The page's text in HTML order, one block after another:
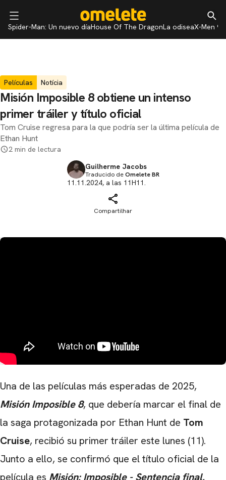
Spider-Man: Un nuevo díaHouse Of The DragonLa odiseaX-Men 97
Películas Notícia
Misión Imposible 8 obtiene un intenso
primer tráiler y título oficial
Tom Cruise regresa para la que podría ser la última película de
Ethan Hunt
2 min de lectura
Guilherme Jacobs
Traducido deOmelete BR
11.11.2024, a las 11H11.
Compartilhar
Una de las películas más esperadas de 2025,
Misión Imposible 8, que debería marcar el final de
la saga protagonizada por Ethan Hunt de Tom
Cruise, recibió su primer tráiler este lunes (11).
Junto a ello, se confirmó que el título oficial de la
película es Misión: Imposible -Sentencia final.